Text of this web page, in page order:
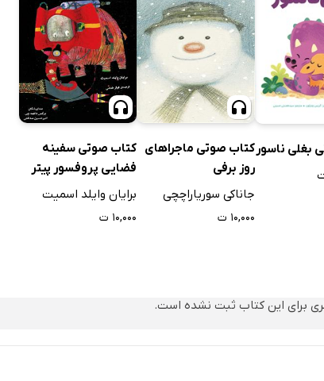
بغلی ناسور کتاب صوتی ماجراهای
روز برفی
جاناکی سوریاراچچی
۱۰,۰۰۰ ت
کتاب صوتی سفینه
فضایی پروفسور پیتر
برایان وایلد اسمیت
۱۰,۰۰۰ ت
برای این کتاب ثبت نشده است.